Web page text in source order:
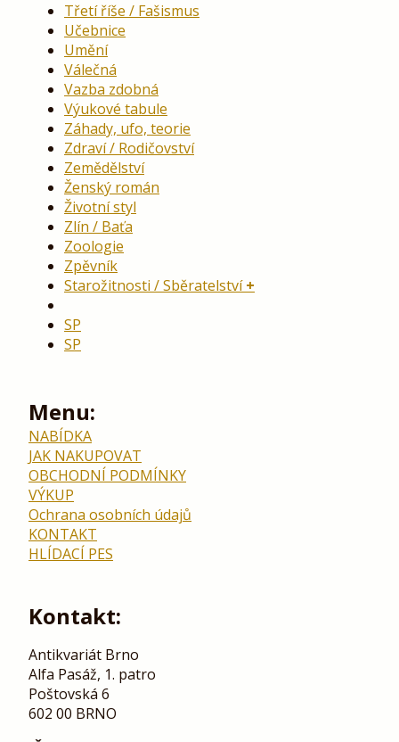
Třetí říše / Fašismus
Učebnice
Umění
Válečná
Vazba zdobná
Výukové tabule
Záhady, ufo, teorie
Zdraví / Rodičovství
Zemědělství
Ženský román
Životní styl
Zlín / Baťa
Zoologie
Zpěvník
Starožitnosti / Sběratelství
SP
SP
Menu:
NABÍDKA
JAK NAKUPOVAT
OBCHODNÍ PODMÍNKY
VÝKUP
Ochrana osobních údajů
KONTAKT
HLÍDACÍ PES
Kontakt:
Antikvariát Brno
Alfa Pasáž, 1. patro
Poštovská 6
602 00 BRNO